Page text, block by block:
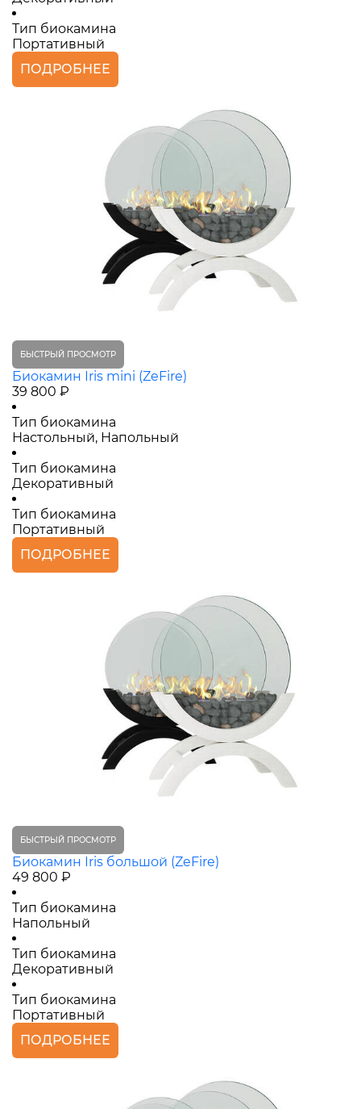
Тип биокамина
Портативный
ПОДРОБНЕЕ
БЫСТРЫЙ ПРОСМОТР
Биокамин Iris mini (ZeFire)
39 800 ₽
Тип биокамина
Настольный, Напольный
Тип биокамина
Декоративный
Тип биокамина
Портативный
ПОДРОБНЕЕ
БЫСТРЫЙ ПРОСМОТР
Биокамин Iris большой (ZeFire)
49 800 ₽
Тип биокамина
Напольный
Тип биокамина
Декоративный
Тип биокамина
Портативный
ПОДРОБНЕЕ